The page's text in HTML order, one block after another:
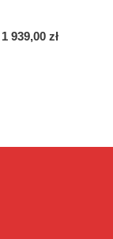
1 939,00zł